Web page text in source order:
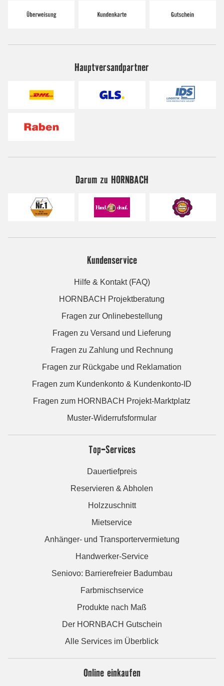
Hauptversandpartner
Darum zu HORNBACH
Kundenservice
Hilfe & Kontakt (FAQ)
HORNBACH Projektberatung
Fragen zur Onlinebestellung
Fragen zu Versand und Lieferung
Fragen zu Zahlung und Rechnung
Fragen zur Rückgabe und Reklamation
Fragen zum Kundenkonto & Kundenkonto-ID
Fragen zum HORNBACH Projekt-Marktplatz
Muster-Widerrufsformular
Top-Services
Dauertiefpreis
Reservieren & Abholen
Holzzuschnitt
Mietservice
Anhänger- und Transportervermietung
Handwerker-Service
Seniovo: Barrierefreier Badumbau
Farbmischservice
Produkte nach Maß
Der HORNBACH Gutschein
Alle Services im Überblick
Online einkaufen